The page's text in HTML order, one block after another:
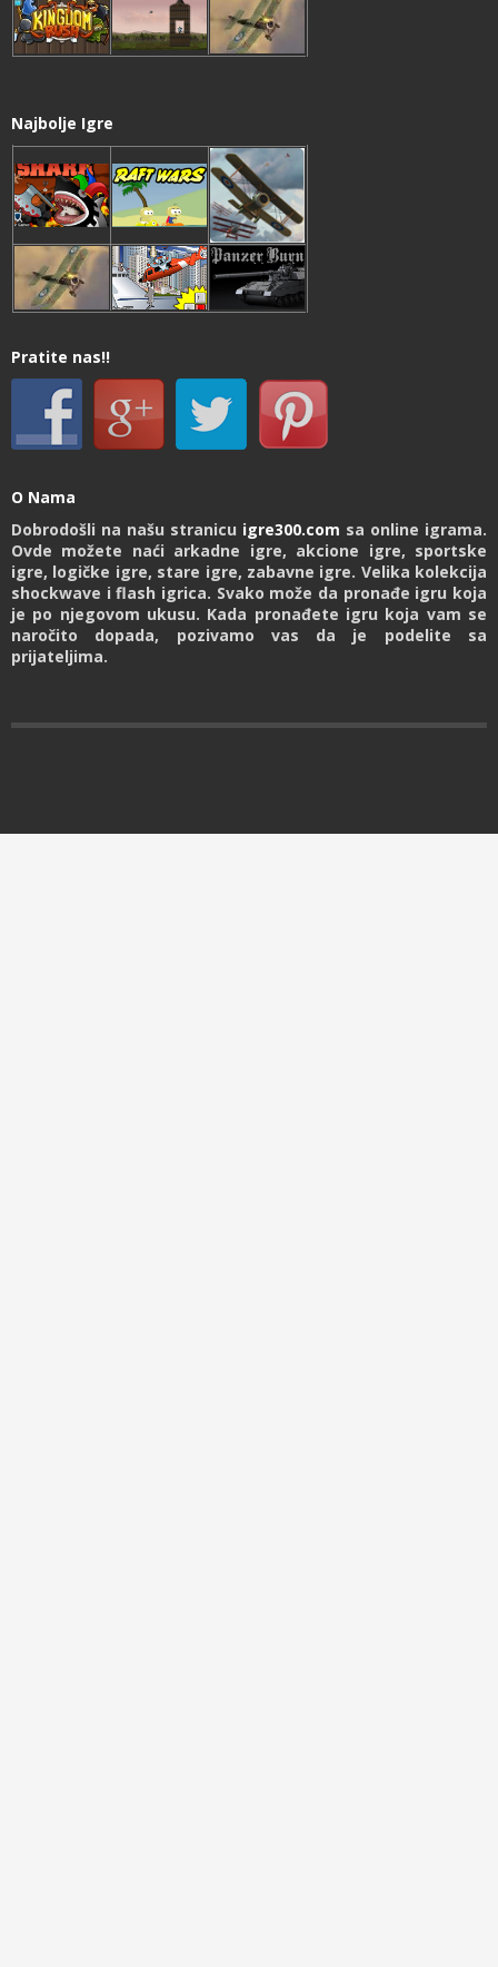
Najbolje Igre
Pratite nas!!
O Nama
Dobrodošli na našu stranicu igre300.com sa online igrama.
Ovde možete naći arkadne igre, akcione igre, sportske
igre, logičke igre, stare igre, zabavne igre. Velika kolekcija
shockwave i flash igrica. Svako može da pronađe igru koja
je po njegovom ukusu. Kada pronađete igru koja vam se
naročito dopada, pozivamo vas da je podelite sa
prijateljima.